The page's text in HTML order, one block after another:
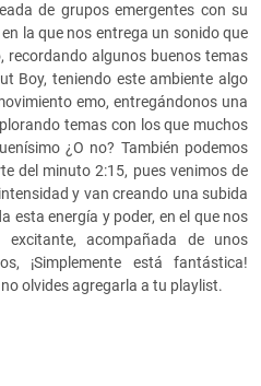
de grupos emergentes con su
la que nos entrega un sonido que
recordando algunos buenos temas
Boy, teniendo este ambiente algo
emo, entregándonos una
temas con los que muchos
¿O no? También podemos
del minuto 2:15, pues venimos de
y van creando una subida
esta energía y poder, en el que nos
acompañada de unos
¡Simplemente está fantástica!
olvides agregarla a tu playlist.